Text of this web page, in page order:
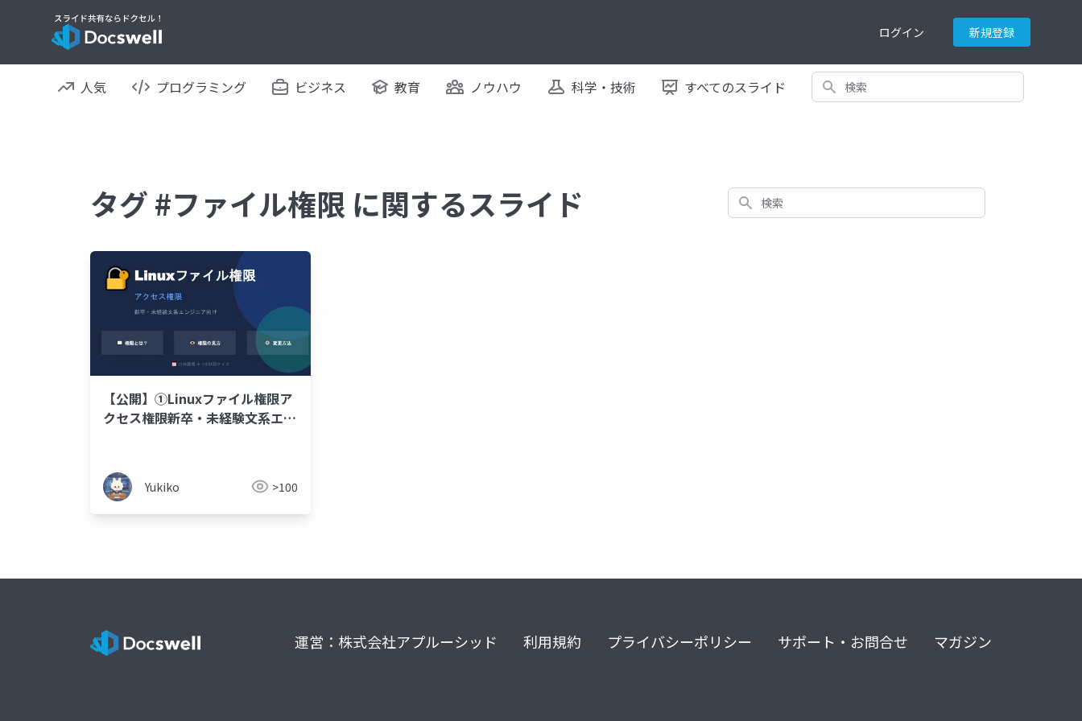
ログイン 新規登録
人気 プログラミング ビジネス 教育 ノウハウ 科学・技術 すべてのスライド 検索
タグ #ファイル権限 に関するスライド 検索
【公開】①Linuxファイル権限ア
クセス権限新卒・未経験文系エン
Yukiko >100
運営：株式会社アプルーシッド 利用規約 プライバシーポリシー サポート・お問合せ マガジン